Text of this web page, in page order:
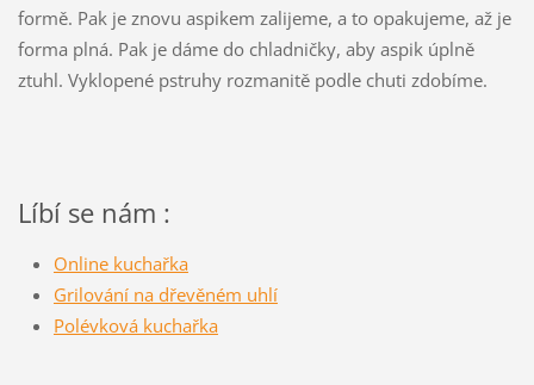
formě. Pak je znovu aspikem zalijeme, a to opakujeme, až je
forma plná. Pak je dáme do chladničky, aby aspik úplně
ztuhl. Vyklopené pstruhy rozmanitě podle chuti zdobíme.
Líbí se nám :
Online kuchařka
Grilování na dřevěném uhlí
Polévková kuchařka